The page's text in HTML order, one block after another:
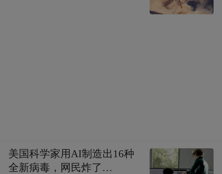
美国科学家用AI制造出16种
全新病毒，网民炸了…